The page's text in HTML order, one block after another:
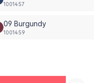
1001457
09 Burgundy
1001459